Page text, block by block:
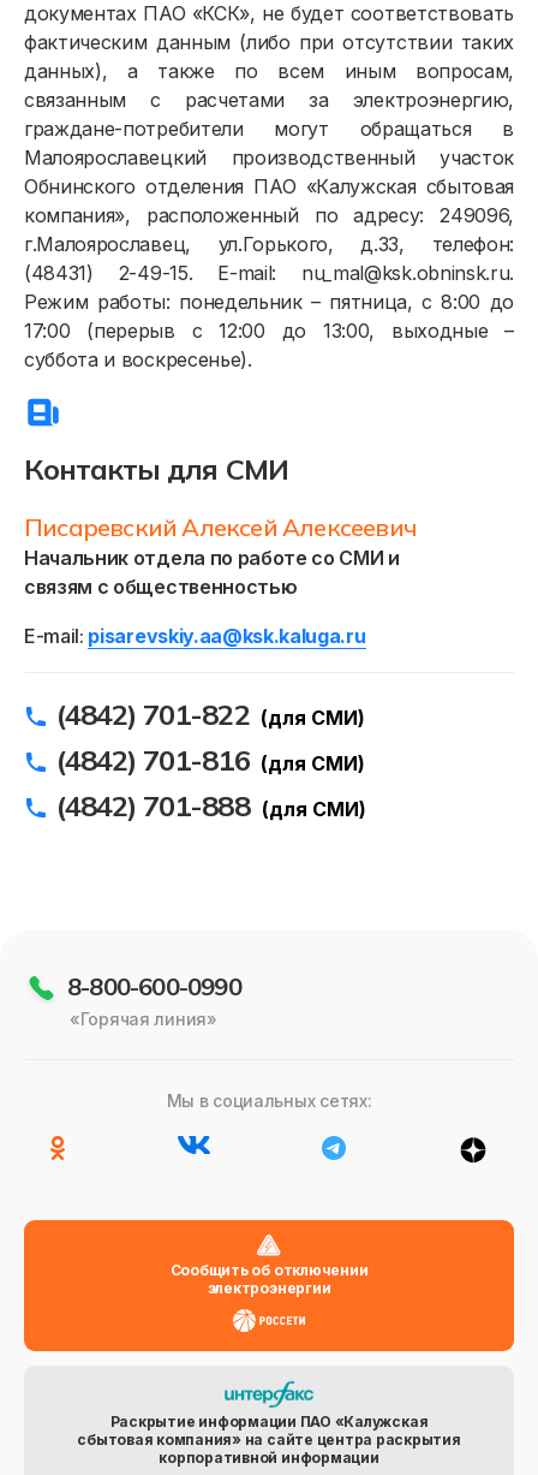
Контакты для СМИ
Писаревский Алексей Алексеевич
Начальник отдела по работе со СМИ и
связям с общественностью
E-mail: pisarevskiy.aa@ksk.kaluga.ru
(4842) 701-822 (для СМИ)
(4842) 701-816 (для СМИ)
(4842) 701-888 (для СМИ)
документах ПАО «КСК», не будет соответствовать
фактическим данным (либо при отсутствии таких
данных), а также по всем иным вопросам,
связанным с расчетами за электроэнергию,
граждане-потребители могут обращаться в
Малоярославецкий производственный участок
Обнинского отделения ПАО «Калужская сбытовая
компания», расположенный по адресу: 249096,
г.Малоярославец, ул.Горького, д.33, телефон:
(48431) 2-49-15. E-mail: nu_mal@ksk.obninsk.ru.
Режим работы: понедельник – пятница, с 8:00 до
17:00 (перерыв с 12:00 до 13:00, выходные –
суббота и воскресенье).
8-800-600-0990
«Горячая линия»
Мы в социальных сетях:
Сообщить об отключении
электроэнергии
Раскрытие информации ПАО «Калужская
сбытовая компания» на сайте центра раскрытия
корпоративной информации